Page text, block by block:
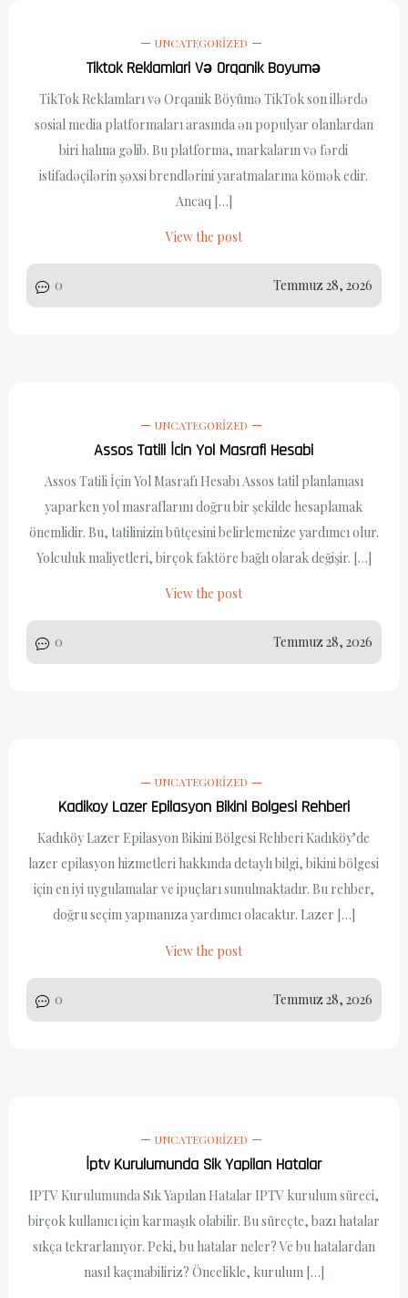
UNCATEGORIZED
Tiktok Reklamlari Və Orqanik Boyumə
TikTok Reklamları və Orqanik Böyümə TikTok son illərdə
sosial media platformaları arasında ən populyar olanlardan
biri halına gəlib. Bu platforma, markaların və fərdi
istifadəçilərin şəxsi brendlərini yaratmalarına kömək edir.
Ancaq […]
View the post
0 Temmuz 28, 2026
UNCATEGORIZED
Assos Tatili İcin Yol Masrafi Hesabi
Assos Tatili İçin Yol Masrafı Hesabı Assos tatil planlaması
yaparken yol masraflarını doğru bir şekilde hesaplamak
önemlidir. Bu, tatilinizin bütçesini belirlemenize yardımcı olur.
Yolculuk maliyetleri, birçok faktöre bağlı olarak değişir. […]
View the post
0 Temmuz 28, 2026
UNCATEGORIZED
Kadikoy Lazer Epilasyon Bikini Bolgesi Rehberi
Kadıköy Lazer Epilasyon Bikini Bölgesi Rehberi Kadıköy’de
lazer epilasyon hizmetleri hakkında detaylı bilgi, bikini bölgesi
için en iyi uygulamalar ve ipuçları sunulmaktadır. Bu rehber,
doğru seçim yapmanıza yardımcı olacaktır. Lazer […]
View the post
0 Temmuz 28, 2026
UNCATEGORIZED
İptv Kurulumunda Sik Yapilan Hatalar
IPTV Kurulumunda Sık Yapılan Hatalar IPTV kurulum süreci,
birçok kullanıcı için karmaşık olabilir. Bu süreçte, bazı hatalar
sıkça tekrarlanıyor. Peki, bu hatalar neler? Ve bu hatalardan
nasıl kaçınabiliriz? Öncelikle, kurulum […]